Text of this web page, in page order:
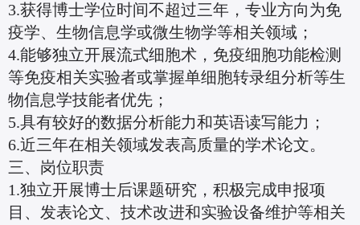
3.获得博士学位时间不超过三年，专业方向为免
疫学、生物信息学或微生物学等相关领域；
4.能够独立开展流式细胞术，免疫细胞功能检测
等免疫相关实验者或掌握单细胞转录组分析等生
物信息学技能者优先；
5.具有较好的数据分析能力和英语读写能力；
6.近三年在相关领域发表高质量的学术论文。
三、岗位职责
1.独立开展博士后课题研究，积极完成申报项
目、发表论文、技术改进和实验设备维护等相关